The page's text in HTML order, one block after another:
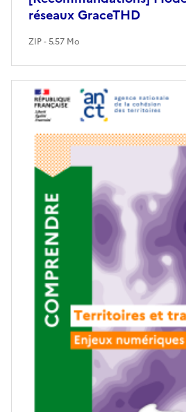
réseaux GraceTHD
ZIP - 5.57 Mo
Image